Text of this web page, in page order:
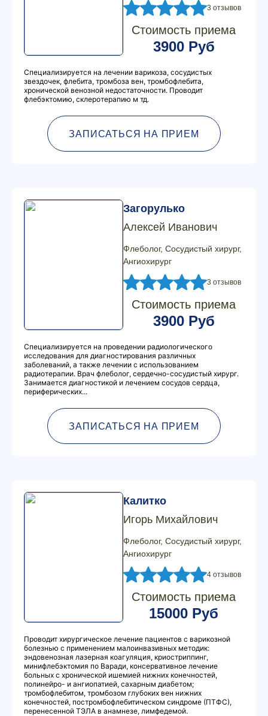
3 отзывов
Стоимость приема
3900 Руб
Специализируется на лечении варикоза, сосудистых
звездочек, флебита, тромбоза вен, тромбофлебита,
хронической венозной недостаточности. Проводит
флебэктомию, склеротерапию м тд.
ЗАПИСАТЬСЯ НА ПРИЕМ
Загорулько
Алексей Иванович
Флеболог, Сосудистый хирург,
Ангиохирург
3 отзывов
Стоимость приема
3900 Руб
Специализируется на проведении радиологического
исследования для диагностирования различных
заболеваний, а также лечении с использованием
радиотерапии. Врач флеболог, сердечно-сосудистый хирург.
Занимается диагностикой и лечением сосудов сердца,
периферических...
ЗАПИСАТЬСЯ НА ПРИЕМ
Калитко
Игорь Михайлович
Флеболог, Сосудистый хирург,
Ангиохирург
4 отзывов
Стоимость приема
15000 Руб
Проводит хирургическое лечение пациентов с варикозной
болезнью с применением малоинвазивных методик:
эндовенозная лазерная коагуляция, криостриппинг,
минифлебэктомия по Варади, консервативное лечение
больных с хронической ишемией нижних конечностей,
полинейро- и ангиопатией, сахарным диабетом;
тромбофлебитом, тромбозом глубоких вен нижних
конечностей, постромбофлебитическом синдроме (ПТФС),
перенесенной ТЭЛА в анамнезе, лимфедемой.